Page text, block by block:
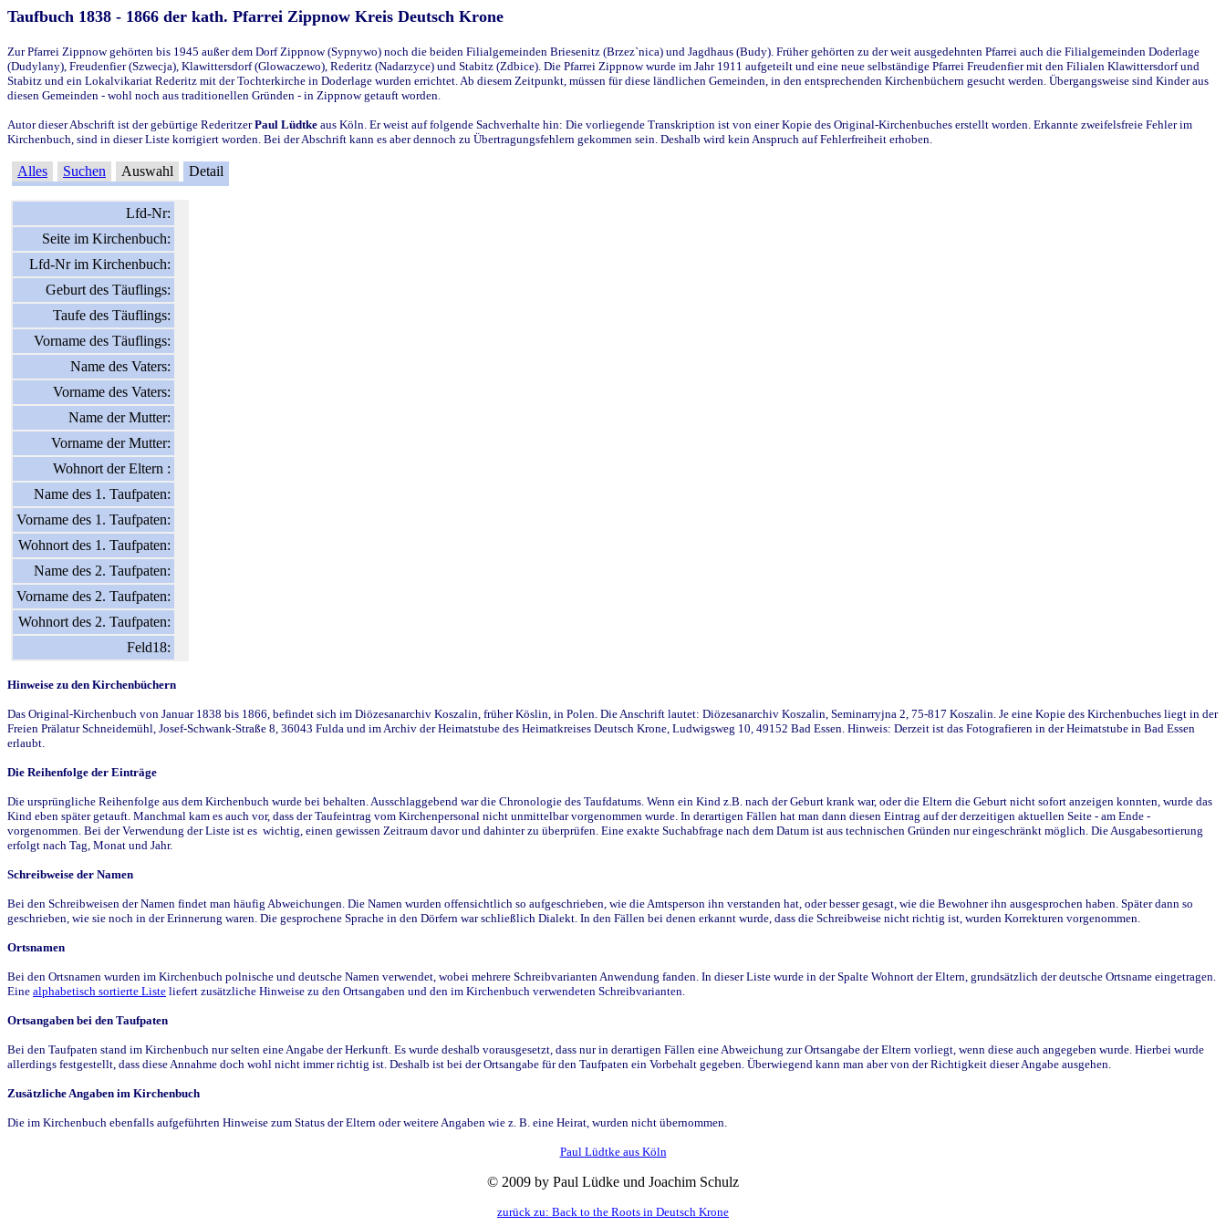
Taufbuch 1838 - 1866 der kath. Pfarrei Zippnow Kreis Deutsch Krone
Zur Pfarrei Zippnow gehörten bis 1945 außer dem Dorf Zippnow (Sypnywo) noch die beiden Filialgemeinden Briesenitz (Brzez`nica) und Jagdhaus (Budy). Früher gehörten zu der weit ausgedehnten Pfarrei auch die Filialgemeinden Doderlage
(Dudylany), Freudenfier (Szwecja), Klawittersdorf (Glowaczewo), Rederitz (Nadarzyce) und Stabitz (Zdbice). Die Pfarrei Zippnow wurde im Jahr 1911 aufgeteilt und eine neue selbständige Pfarrei Freudenfier mit den Filialen Klawittersdorf und
Stabitz und ein Lokalvikariat Rederitz mit der Tochterkirche in Doderlage wurden errichtet. Ab diesem Zeitpunkt, müssen für diese ländlichen Gemeinden, in den entsprechenden Kirchenbüchern gesucht werden. Übergangsweise sind Kinder aus
diesen Gemeinden - wohl noch aus traditionellen Gründen - in Zippnow getauft worden.
Autor dieser Abschrift ist der gebürtige RederitzerPaul Lüdtke aus Köln. Er weist auf folgende Sachverhalte hin: Die vorliegende Transkription ist von einer Kopie des Original-Kirchenbuches erstellt worden. Erkannte zweifelsfreie Fehler im
Kirchenbuch, sind in dieser Liste korrigiert worden. Bei der Abschrift kann es aber dennoch zu Übertragungsfehlern gekommen sein. Deshalb wird kein Anspruch auf Fehlerfreiheit erhoben.
Alles Suchen Auswahl Detail
Lfd-Nr:
Seite im Kirchenbuch:
Lfd-Nr im Kirchenbuch:
Geburt des Täuflings:
Taufe des Täuflings:
Vorname des Täuflings:
Name des Vaters:
Vorname des Vaters:
Name der Mutter:
Vorname der Mutter:
Wohnort der Eltern :
Name des 1. Taufpaten:
Vorname des 1. Taufpaten:
Wohnort des 1. Taufpaten:
Name des 2. Taufpaten:
Vorname des 2. Taufpaten:
Wohnort des 2. Taufpaten:
Feld18:
Hinweise zu den Kirchenbüchern
Das Original-Kirchenbuch von Januar 1838 bis 1866, befindet sich im Diözesanarchiv Koszalin, früher Köslin, in Polen. Die Anschrift lautet: Diözesanarchiv Koszalin, Seminarryjna 2, 75-817 Koszalin. Je eine Kopie des Kirchenbuches liegt in der
Freien Prälatur Schneidemühl, Josef-Schwank-Straße 8, 36043 Fulda und im Archiv der Heimatstube des Heimatkreises Deutsch Krone, Ludwigsweg 10, 49152 Bad Essen. Hinweis: Derzeit ist das Fotografieren in der Heimatstube in Bad Essen
erlaubt.
Die Reihenfolge der Einträge
Die ursprüngliche Reihenfolge aus dem Kirchenbuch wurde bei behalten. Ausschlaggebend war die Chronologie des Taufdatums. Wenn ein Kind z.B. nach der Geburt krank war, oder die Eltern die Geburt nicht sofort anzeigen konnten, wurde das
Kind eben später getauft. Manchmal kam es auch vor, dass der Taufeintrag vom Kirchenpersonal nicht unmittelbar vorgenommen wurde. In derartigen Fällen hat man dann diesen Eintrag auf der derzeitigen aktuellen Seite - am Ende -
vorgenommen. Bei der Verwendung der Liste ist es wichtig, einen gewissen Zeitraum davor und dahinter zu überprüfen. Eine exakte Suchabfrage nach dem Datum ist aus technischen Gründen nur eingeschränkt möglich. Die Ausgabesortierung
erfolgt nach Tag, Monat und Jahr.
Schreibweise der Namen
Bei den Schreibweisen der Namen findet man häufig Abweichungen. Die Namen wurden offensichtlich so aufgeschrieben, wie die Amtsperson ihn verstanden hat, oder besser gesagt, wie die Bewohner ihn ausgesprochen haben. Später dann so
geschrieben, wie sie noch in der Erinnerung waren. Die gesprochene Sprache in den Dörfern war schließlich Dialekt. In den Fällen bei denen erkannt wurde, dass die Schreibweise nicht richtig ist, wurden Korrekturen vorgenommen.
Ortsnamen
Bei den Ortsnamen wurden im Kirchenbuch polnische und deutsche Namen verwendet, wobei mehrere Schreibvarianten Anwendung fanden. In dieser Liste wurde in der Spalte Wohnort der Eltern, grundsätzlich der deutsche Ortsname eingetragen.
Eine alphabetisch sortierte Liste liefert zusätzliche Hinweise zu den Ortsangaben und den im Kirchenbuch verwendeten Schreibvarianten.
Ortsangaben bei den Taufpaten
Bei den Taufpaten stand im Kirchenbuch nur selten eine Angabe der Herkunft. Es wurde deshalb vorausgesetzt, dass nur in derartigen Fällen eine Abweichung zur Ortsangabe der Eltern vorliegt, wenn diese auch angegeben wurde. Hierbei wurde
allerdings festgestellt, dass diese Annahme doch wohl nicht immer richtig ist. Deshalb ist bei der Ortsangabe für den Taufpaten ein Vorbehalt gegeben. Überwiegend kann man aber von der Richtigkeit dieser Angabe ausgehen.
Zusätzliche Angaben im Kirchenbuch
Die im Kirchenbuch ebenfalls aufgeführten Hinweise zum Status der Eltern oder weitere Angaben wie z. B. eine Heirat, wurden nicht übernommen.
Paul Lüdtke aus Köln
© 2009 by Paul Lüdke und Joachim Schulz
zurück zu: Back to the Roots in Deutsch Krone